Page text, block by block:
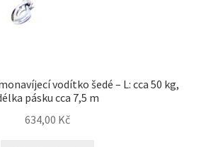
vodítko šedé – L: cca 50 kg,
pásku cca 7,5 m
634,00 Kč